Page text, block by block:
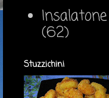
Insalatone
(62)
Stuzzichini